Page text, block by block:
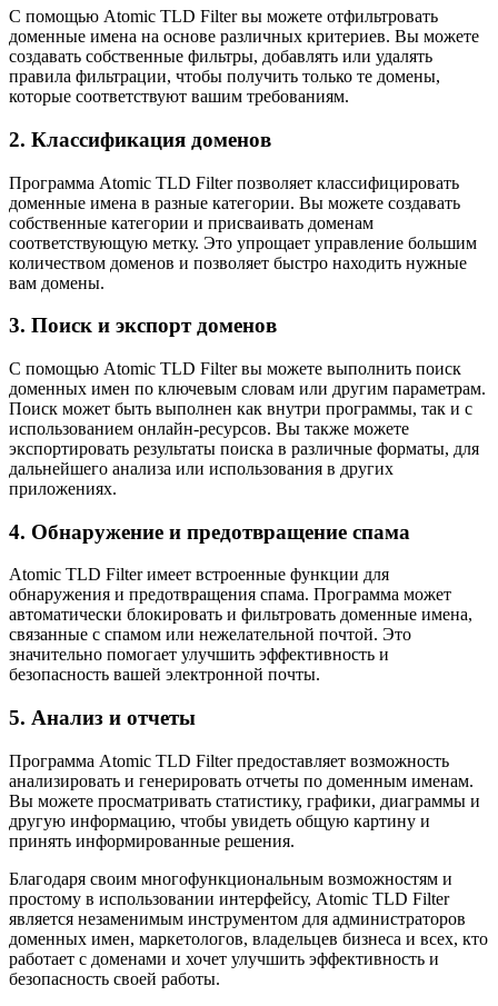
С помощью Atomic TLD Filter вы можете отфильтровать
доменные имена на основе различных критериев. Вы можете
создавать собственные фильтры, добавлять или удалять
правила фильтрации, чтобы получить только те домены,
которые соответствуют вашим требованиям.
2. Классификация доменов
Программа Atomic TLD Filter позволяет классифицировать
доменные имена в разные категории. Вы можете создавать
собственные категории и присваивать доменам
соответствующую метку. Это упрощает управление большим
количеством доменов и позволяет быстро находить нужные
вам домены.
3. Поиск и экспорт доменов
С помощью Atomic TLD Filter вы можете выполнить поиск
доменных имен по ключевым словам или другим параметрам.
Поиск может быть выполнен как внутри программы, так и с
использованием онлайн-ресурсов. Вы также можете
экспортировать результаты поиска в различные форматы, для
дальнейшего анализа или использования в других
приложениях.
4. Обнаружение и предотвращение спама
Atomic TLD Filter имеет встроенные функции для
обнаружения и предотвращения спама. Программа может
автоматически блокировать и фильтровать доменные имена,
связанные с спамом или нежелательной почтой. Это
значительно помогает улучшить эффективность и
безопасность вашей электронной почты.
5. Анализ и отчеты
Программа Atomic TLD Filter предоставляет возможность
анализировать и генерировать отчеты по доменным именам.
Вы можете просматривать статистику, графики, диаграммы и
другую информацию, чтобы увидеть общую картину и
принять информированные решения.
Благодаря своим многофункциональным возможностям и
простому в использовании интерфейсу, Atomic TLD Filter
является незаменимым инструментом для администраторов
доменных имен, маркетологов, владельцев бизнеса и всех, кто
работает с доменами и хочет улучшить эффективность и
безопасность своей работы.